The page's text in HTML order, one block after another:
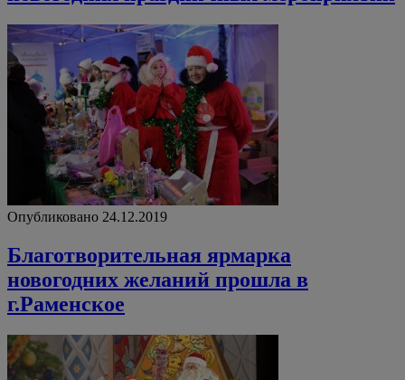
Опубликовано 24.12.2019
Благотворительная ярмарка
новогодних желаний прошла в
г.Раменское